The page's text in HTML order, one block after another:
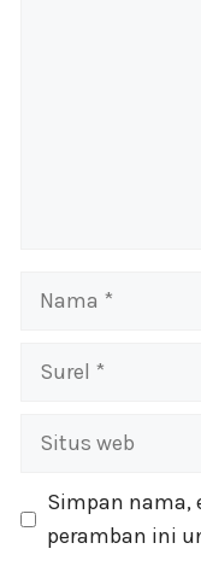
Nama
Surel
Situs
Simpan nama,
peramban ini